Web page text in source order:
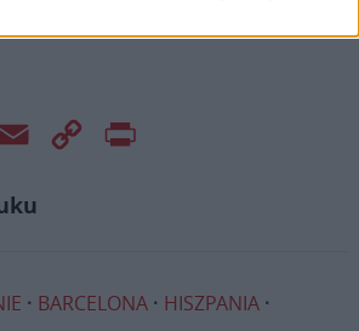
Email
Copy
BARCELONA
HISZPANIA